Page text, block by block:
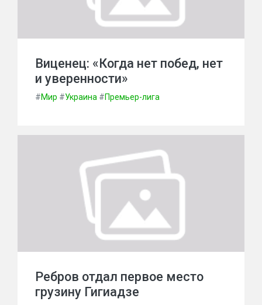
Виценец: «Когда нет побед, нет
и уверенности»
#Мир #Украина #Премьер-лига
Ребров отдал первое место
грузину Гигиадзе